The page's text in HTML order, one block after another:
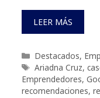
LEER MÁS
Categorías
Destacados,
Etiquetas
Ariadna Cruz,
Emprendedores,
recomendaciones,